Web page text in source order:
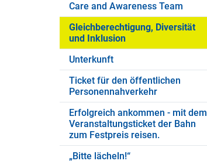
Care and Awareness Team
Gleichberechtigung, Diversität
und Inklusion
Unterkunft
Ticket für den öffentlichen
Personennahverkehr
Erfolgreich ankommen - mit dem
Veranstaltungsticket der Bahn
zum Festpreis reisen.
„Bitte lächeln!“